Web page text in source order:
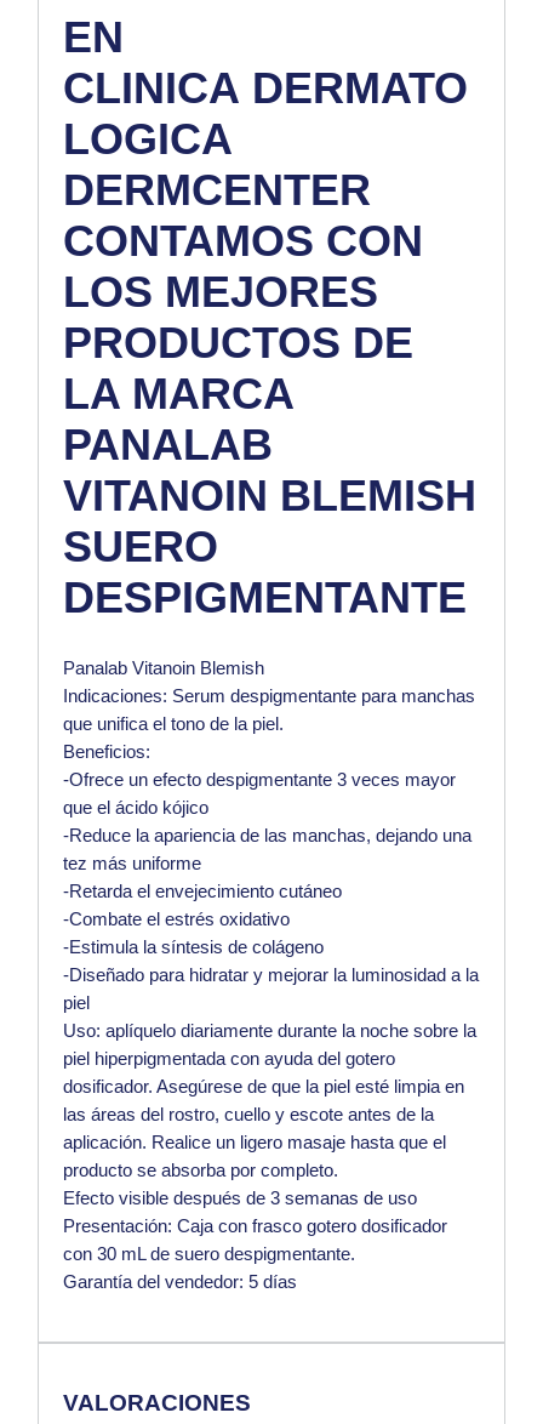
EN
CLINICA DERMATO
LOGICA
DERMCENTER
CONTAMOS CON
LOS MEJORES
PRODUCTOS DE
LA MARCA
PANALAB
VITANOIN BLEMISH
SUERO
DESPIGMENTANTE
Panalab Vitanoin Blemish
Indicaciones: Serum despigmentante para manchas
que unifica el tono de la piel.
Beneficios:
-Ofrece un efecto despigmentante 3 veces mayor
que el ácido kójico
-Reduce la apariencia de las manchas, dejando una
tez más uniforme
-Retarda el envejecimiento cutáneo
-Combate el estrés oxidativo
-Estimula la síntesis de colágeno
-Diseñado para hidratar y mejorar la luminosidad a la
piel
Uso: aplíquelo diariamente durante la noche sobre la
piel hiperpigmentada con ayuda del gotero
dosificador. Asegúrese de que la piel esté limpia en
las áreas del rostro, cuello y escote antes de la
aplicación. Realice un ligero masaje hasta que el
producto se absorba por completo.
Efecto visible después de 3 semanas de uso
Presentación: Caja con frasco gotero dosificador
con 30 mL de suero despigmentante.
Garantía del vendedor: 5 días
VALORACIONES